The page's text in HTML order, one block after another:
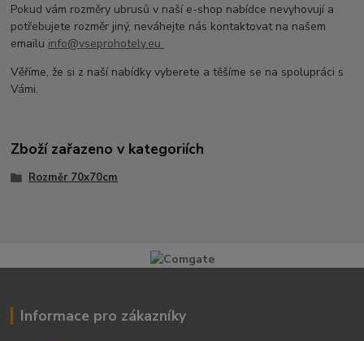
Pokud vám rozměry ubrusů v naší e-shop nabídce nevyhovují a
potřebujete rozměr jiný, neváhejte nás kontaktovat na našem
emailu info@vseprohotely.eu
Věříme, že si z naší nabídky vyberete a těšíme se na spolupráci s
Vámi.
Zboží zařazeno v kategoriích
Rozměr 70x70cm
Informace pro zákazníky